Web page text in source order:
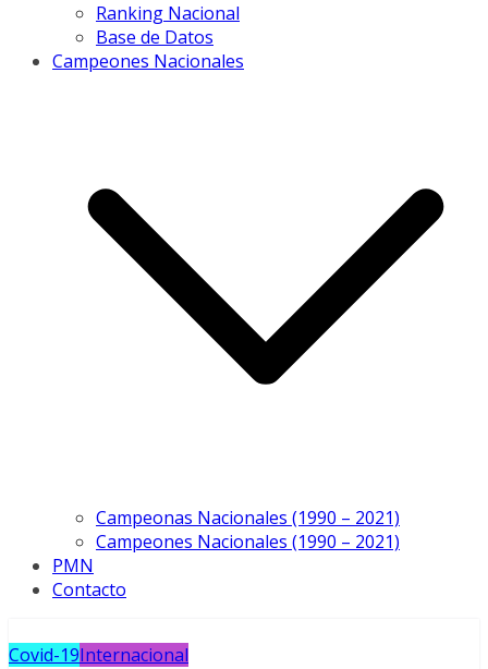
Ranking Nacional
Base de Datos
Campeones Nacionales
Campeonas Nacionales (1990 – 2021)
Campeones Nacionales (1990 – 2021)
PMN
Contacto
Covid-19Internacional